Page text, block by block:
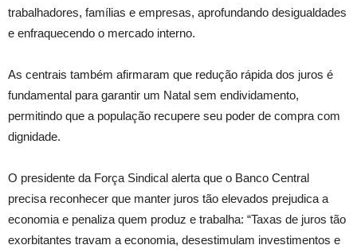
trabalhadores, famílias e empresas, aprofundando desigualdades
e enfraquecendo o mercado interno.
As centrais também afirmaram que redução rápida dos juros é
fundamental para garantir um Natal sem endividamento,
permitindo que a população recupere seu poder de compra com
dignidade.
O presidente da Força Sindical alerta que o Banco Central
precisa reconhecer que manter juros tão elevados prejudica a
economia e penaliza quem produz e trabalha: “Taxas de juros tão
exorbitantes travam a economia, desestimulam investimentos e